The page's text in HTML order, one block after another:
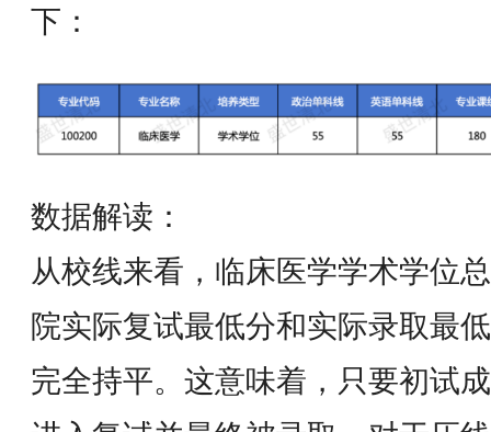
下：
数据解读：
从校线来看，临床医学学术学位
院实际复试最低分和实际录取最
完全持平。这意味着，只要初试